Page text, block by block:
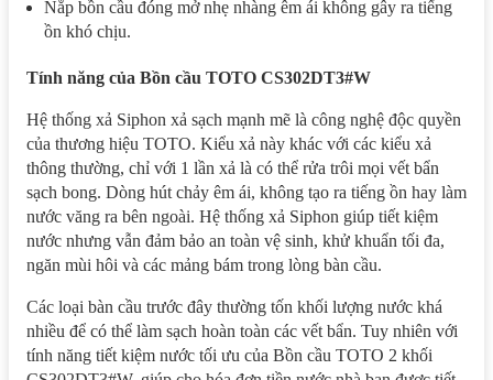
Nắp bồn cầu đóng mở nhẹ nhàng êm ái không gây ra tiếng
ồn khó chịu.
Tính năng của Bồn cầu TOTO CS302DT3#W
Hệ thống xả Siphon xả sạch mạnh mẽ là công nghệ độc quyền
của thương hiệu TOTO. Kiểu xả này khác với các kiểu xả
thông thường, chỉ với 1 lần xả là có thể rửa trôi mọi vết bẩn
sạch bong. Dòng hút chảy êm ái, không tạo ra tiếng ồn hay làm
nước văng ra bên ngoài. Hệ thống xả Siphon giúp tiết kiệm
nước nhưng vẫn đảm bảo an toàn vệ sinh, khử khuẩn tối đa,
ngăn mùi hôi và các mảng bám trong lòng bàn cầu.
Các loại bàn cầu trước đây thường tốn khối lượng nước khá
nhiều để có thể làm sạch hoàn toàn các vết bẩn. Tuy nhiên với
tính năng tiết kiệm nước tối ưu của Bồn cầu TOTO 2 khối